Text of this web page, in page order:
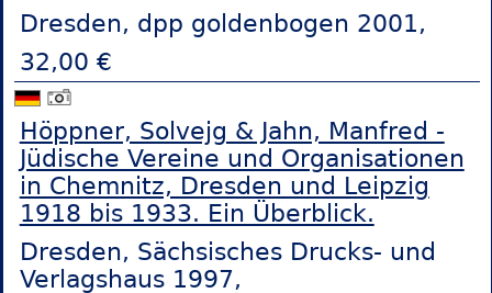
Dresden, dpp goldenbogen 2001,
32,00 €
Höppner, Solvejg & Jahn, Manfred -
Jüdische Vereine und Organisationen
in Chemnitz, Dresden und Leipzig
1918 bis 1933. Ein Überblick.
Dresden, Sächsisches Drucks- und
Verlagshaus 1997,